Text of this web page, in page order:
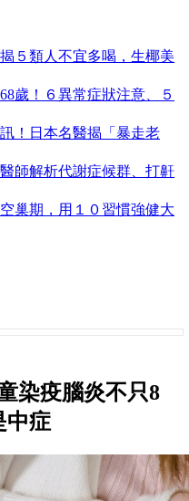
５類人不宜多喝，生椰美
歲！６異常症狀注意、５
！日本名醫揭「暴走老
師解析代謝症候群、打鼾
巢期，用１０習慣強健大
染疫腦炎不只8
中症